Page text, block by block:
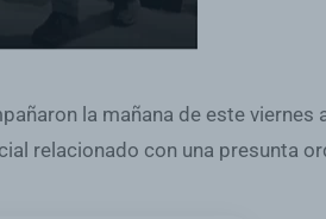
la mañana de este viernes
relacionado con una presunta